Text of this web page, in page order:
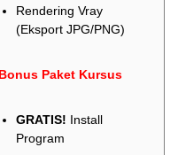
Rendering Vray
(Eksport JPG/PNG)
Bonus Paket Kursus
GRATIS! Install
Program